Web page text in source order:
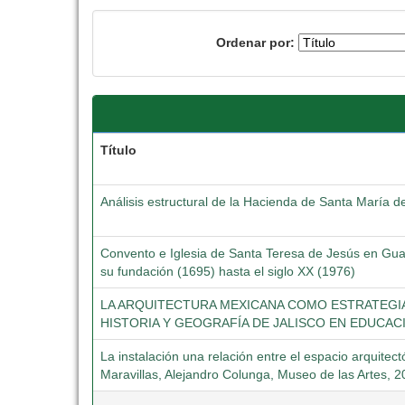
Ordenar por:
Título
Análisis estructural de la Hacienda de Santa María
Convento e Iglesia de Santa Teresa de Jesús en
su fundación (1695) hasta el siglo XX (1976)
LA ARQUITECTURA MEXICANA COMO
HISTORIA Y GEOGRAFÍA DE JALISCO EN
La instalación una relación entre el espacio
Maravillas, Alejandro Colunga, Museo de las Artes,